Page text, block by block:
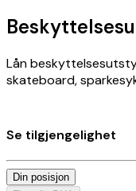
Lån
skateboard,
Se tilgjengelighet
Din posisjon